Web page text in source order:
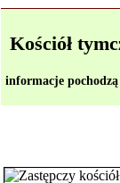
Kościół
informacje